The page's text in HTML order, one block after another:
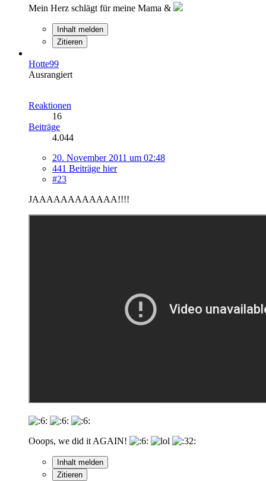
Mein Herz schlägt für meine Mama &
Inhalt melden
Zitieren
Hotte99
Ausrangiert
Reaktionen
16
Beiträge
4.044
20. November 2011 um 02:48
441 Beiträge hier
#23
JAAAAAAAAAAAA!!!!
Ooops, we did it AGAIN!
Inhalt melden
Zitieren